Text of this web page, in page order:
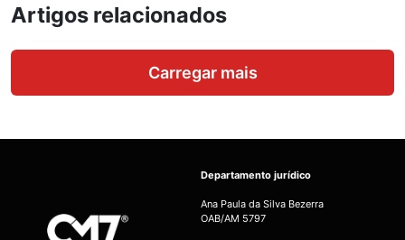
Artigos relacionados
Carregar mais
Departamento jurídico
Ana Paula da Silva Bezerra
OAB/AM 5797